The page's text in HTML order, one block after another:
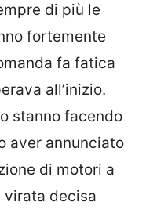
di più le
fortemente
fa fatica
all’inizio.
stanno facendo
aver annunciato
di motori a
virata decisa